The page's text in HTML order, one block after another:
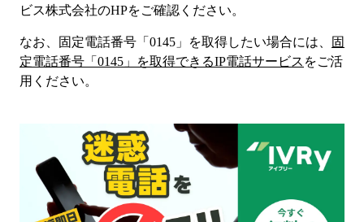
ビス株式会社のHPをご確認ください。
なお、固定電話番号「 0145 」を取得したい場合には、
固
定電話番号「 0145 」を取得できるIP電話サービス をご活
用ください。